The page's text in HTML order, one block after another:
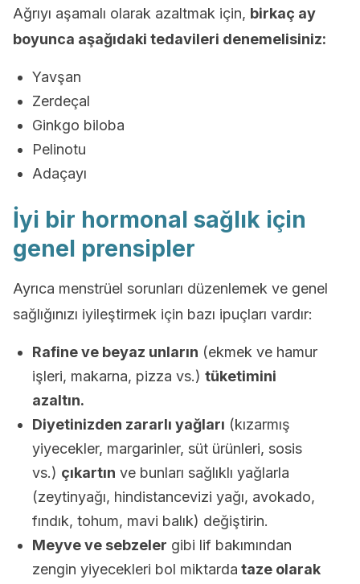
Ağrıyı aşamalı olarak azaltmak için, birkaç ay
boyunca aşağıdaki tedavileri denemelisiniz:
Yavşan
Zerdeçal
Ginkgo biloba
Pelinotu
Adaçayı
İyi bir hormonal sağlık için
genel prensipler
Ayrıca menstrüel sorunları düzenlemek ve genel
sağlığınızı iyileştirmek için bazı ipuçları vardır:
Rafine ve beyaz unların (ekmek ve hamur
işleri, makarna, pizza vs.) tüketimini
azaltın.
Diyetinizden zararlı yağları (kızarmış
yiyecekler, margarinler, süt ürünleri, sosis
vs.) çıkartın ve bunları sağlıklı yağlarla
(zeytinyağı, hindistancevizi yağı, avokado,
fındık, tohum, mavi balık) değiştirin.
Meyve ve sebzeler gibi lif bakımından
zengin yiyecekleri bol miktarda taze olarak